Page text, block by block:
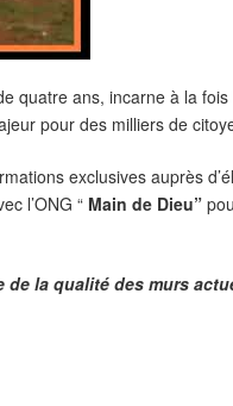
quatre ans, incarne à la
pour des milliers de
exclusives auprès
l’ONG “ Main de Dieu”
de la qualité des murs